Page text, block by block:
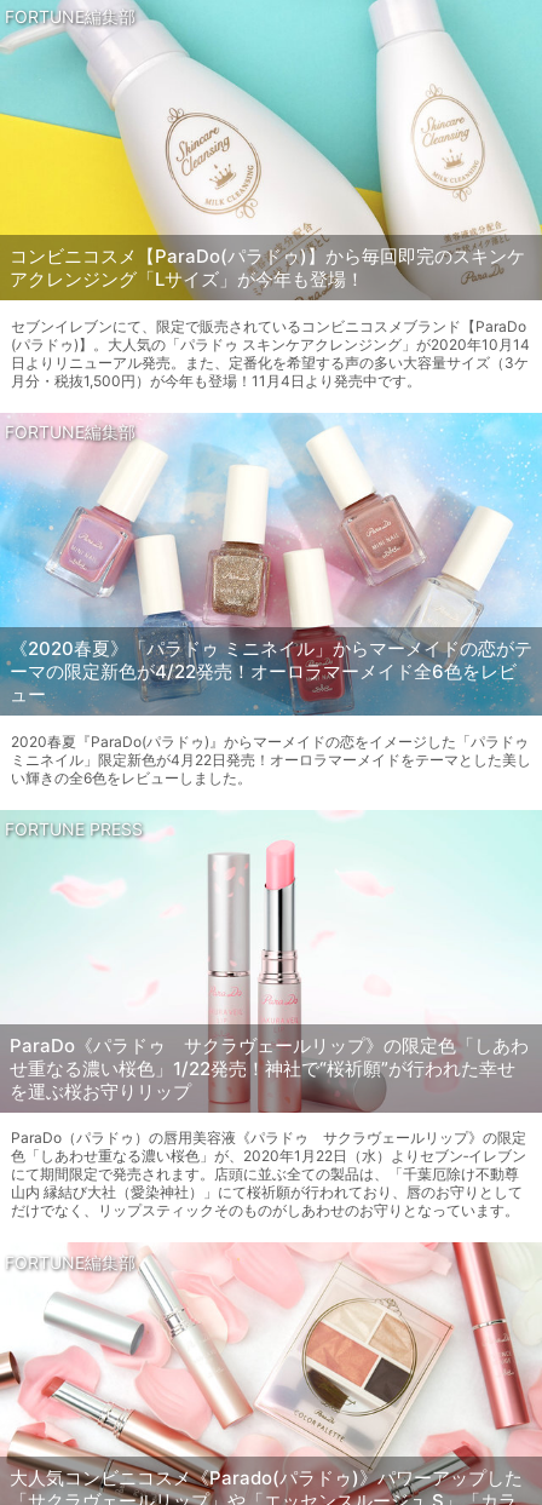
FORTUNE編集部
コンビニコスメ【ParaDo(パラドゥ)】から毎回即完のスキンケ
アクレンジング「Lサイズ」が今年も登場！
セブンイレブンにて、限定で販売されているコンビニコスメブランド【ParaDo
(パラドゥ)】。大人気の「パラドゥ スキンケアクレンジング」が2020年10月14
日よりリニューアル発売。また、定番化を希望する声の多い大容量サイズ（3ケ
月分・税抜1,500円）が今年も登場！11月4日より発売中です。
FORTUNE編集部
《2020春夏》「パラドゥ ミニネイル」からマーメイドの恋がテ
ーマの限定新色が4/22発売！オーロラマーメイド全6色をレビ
ュー
2020春夏『ParaDo(パラドゥ)』からマーメイドの恋をイメージした「パラドゥ
ミニネイル」限定新色が4月22日発売！オーロラマーメイドをテーマとした美し
い輝きの全6色をレビューしました。
FORTUNE PRESS
ParaDo《パラドゥ サクラヴェールリップ》の限定色「しあわ
せ重なる濃い桜色」1/22発売！神社で“桜祈願”が行われた幸せ
を運ぶ桜お守りリップ
ParaDo（パラドゥ）の唇用美容液《パラドゥ サクラヴェールリップ》の限定
色「しあわせ重なる濃い桜色」が、2020年1月22日（水）よりセブン‐イレブン
にて期間限定で発売されます。店頭に並ぶ全ての製品は、「千葉厄除け不動尊
山内 縁結び大社（愛染神社）」にて桜祈願が行われており、唇のお守りとして
だけでなく、リップスティックそのものがしあわせのお守りとなっています。
FORTUNE編集部
大人気コンビニコスメ《Parado(パラドゥ)》パワーアップした